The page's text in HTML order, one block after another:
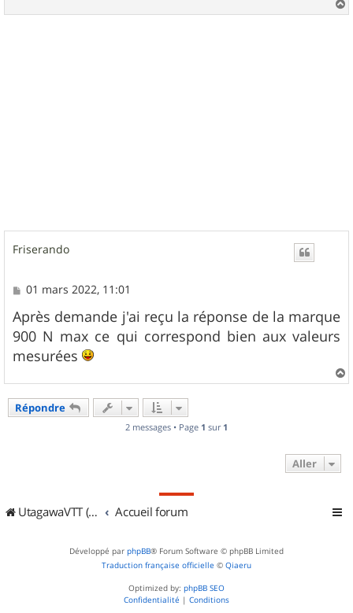
a
Friserando
M
s
s
a
g
e
01 mars 2022, 11:01
Après demande j'ai reçu la réponse de la marque
900 N max ce qui correspond bien aux valeurs
mesurées
a
Répondre
2 messages • Page 1 sur 1
Aller
UtagawaVTT (Randos VTT et VTTAE avec traces GPS) Accueil forum
Développé par phpBB® Forum Software © phpBB Limited
Traduction française officielle © Qiaeru
Optimized by: phpBB SEO
Confidentialité | Conditions